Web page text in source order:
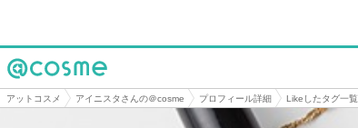
@cosme
アットコスメ アイニスタさんの＠cosme プロフィール詳細 Likeしたタグ一覧